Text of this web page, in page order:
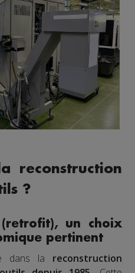
reconstruction
?
(retrofit), un choix
pertinent
dans la reconstruction